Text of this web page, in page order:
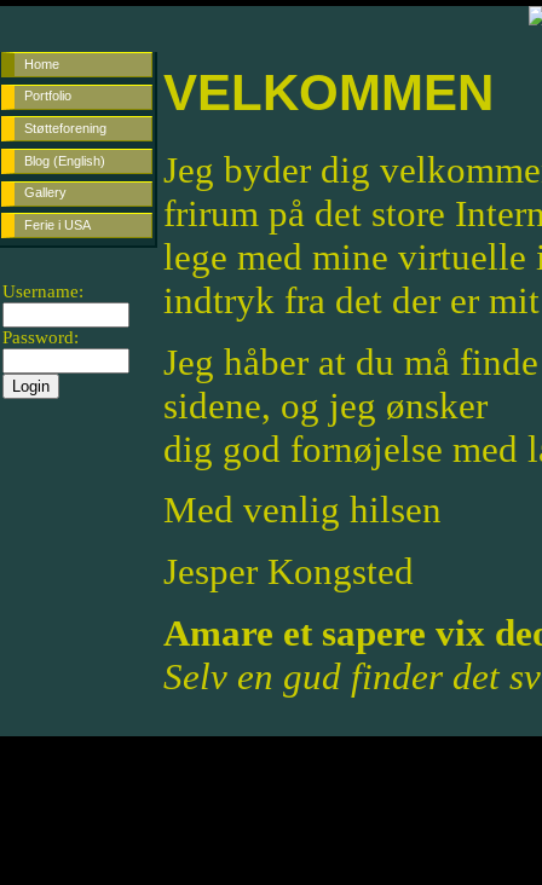
Home
Portfolio
Støtteforening
Blog (English)
Gallery
Ferie i USA
Username:
Password:
VELKOMMEN
Jeg byder dig
frirum på det store
lege med mine
indtryk fra det der er
Jeg håber at du må
sidene, og jeg ønsker
dig god fornøjelse med
Med venlig hilsen
Jesper Kongsted
Amare et sapere vix
Selv en gud finder det